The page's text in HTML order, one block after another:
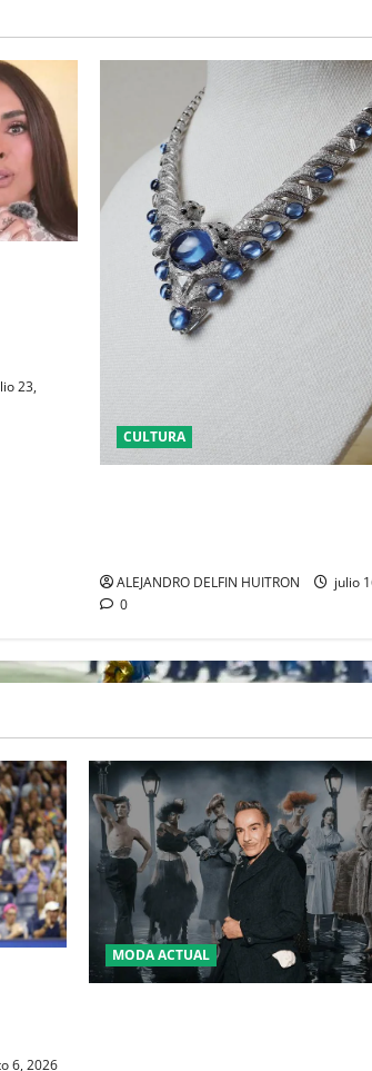
23,
CULTURA
ALEJANDRO DELFIN HUITRON
julio
0
6, 2026
MODA ACTUAL